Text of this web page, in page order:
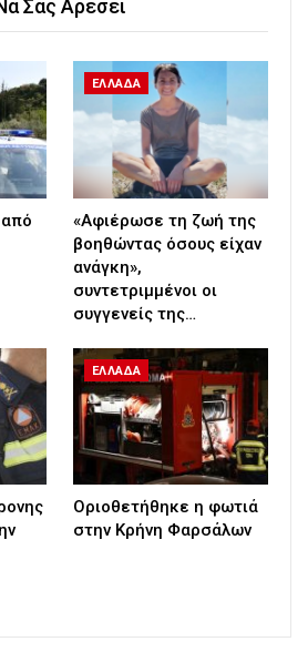
Σας Αρέσει
ΕΛΛΑΔΑ
«Αφιέρωσε τη ζωή της
βοηθώντας όσους είχαν
ανάγκη»,
συντετριμμένοι οι
συγγενείς της…
ΕΛΛΑΔΑ
Οριοθετήθηκε η φωτιά
στην Κρήνη Φαρσάλων